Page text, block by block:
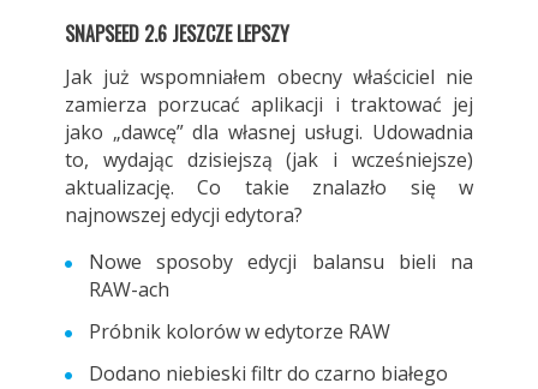
SNAPSEED 2.6 JESZCZE LEPSZY
Jak już wspomniałem obecny właściciel nie
zamierza porzucać aplikacji i traktować jej
jako „dawcę” dla własnej usługi. Udowadnia
to, wydając dzisiejszą (jak i wcześniejsze)
aktualizację. Co takie znalazło się w
najnowszej edycji edytora?
Nowe sposoby edycji balansu bieli na
RAW-ach
Próbnik kolorów w edytorze RAW
Dodano niebieski filtr do czarno białego